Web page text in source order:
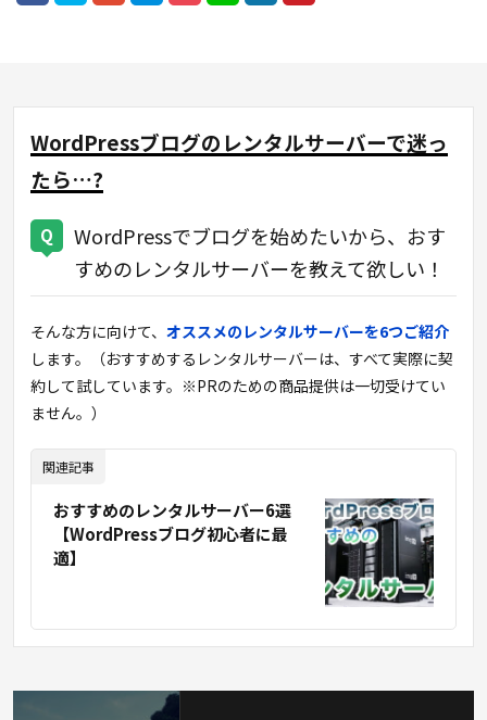
WordPressブログのレンタルサーバーで迷っ
たら…?
WordPressでブログを始めたいから、おす
すめのレンタルサーバーを教えて欲しい！
そんな方に向けて、 オススメのレンタルサーバーを6つご紹介
します。（おすすめするレンタルサーバーは、すべて実際に契
約して試しています。※PRのための商品提供は一切受けてい
ません。）
関連記事
おすすめのレンタルサーバー6選
【WordPressブログ初心者に最
適】